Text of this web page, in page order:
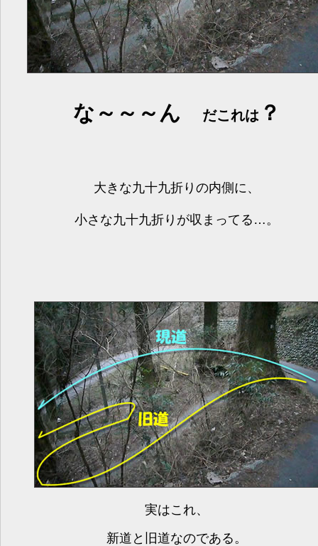
な～～～ん だこれは ？
大きな九十九折りの内側に、
小さな九十九折りが収まってる…。
実はこれ、
新道と旧道なのである。